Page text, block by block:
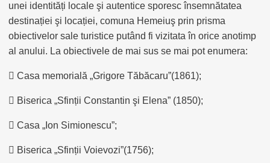
unei identități locale şi autentice sporesc însemnătatea
destinației şi locației, comuna Hemeiuş prin prisma
obiectivelor sale turistice putând fi vizitata în orice anotimp
al anului. La obiectivele de mai sus se mai pot enumera:
 Casa memorială „Grigore Tăbăcaru”(1861);
 Biserica „Sfinții Constantin şi Elena” (1850);
 Casa „Ion Simionescu”;
 Biserica „Sfinții Voievozi”(1756);